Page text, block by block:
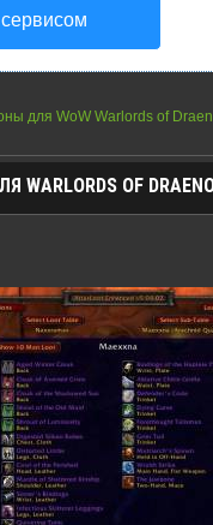
для WoW Warlords of
OF